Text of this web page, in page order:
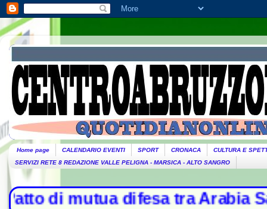
Home page CALENDARIO EVENTI SPORT CRONACA
CULTURA E
SERVIZI RETE 8 REDAZIONE VALLE PELIGNA - MARSICA - ALTO SANGRO
tra Arabia Saudita,